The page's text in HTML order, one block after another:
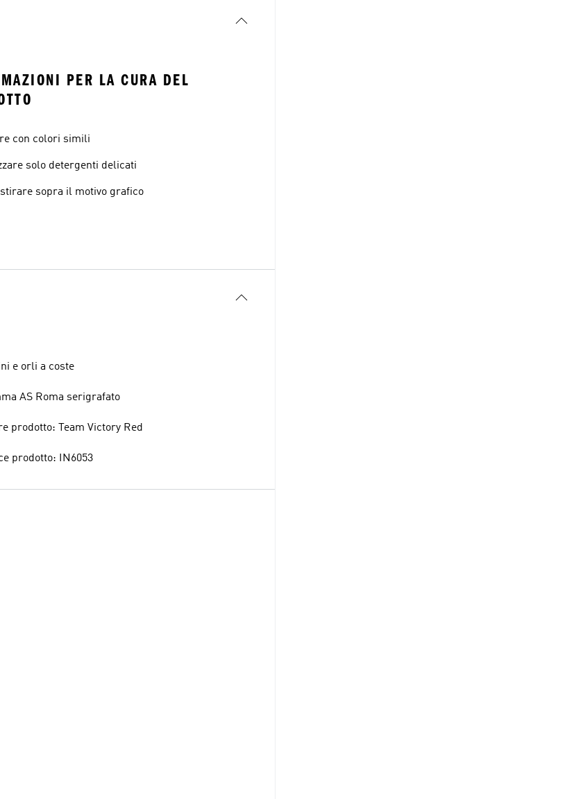
PER LA CURA DEL
con colori simili
solo detergenti delicati
sopra il motivo grafico
e orli a coste
AS Roma serigrafato
prodotto: Team Victory Red
prodotto: IN6053